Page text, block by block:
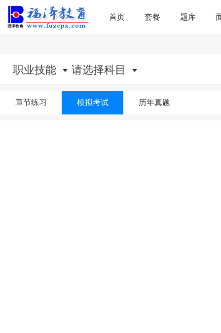
首页 套餐 题库
职业技能 请选择科目
章节练习 模拟考试 历年真题